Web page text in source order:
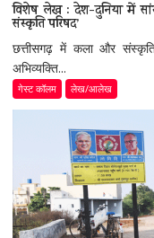
विशेष लेख : देश-दुनिया में
संस्कृति परिषद’
छत्तीसगढ़ में कला और
अभिव्यक्ति...
गेस्ट कॉलम लेख/आलेख